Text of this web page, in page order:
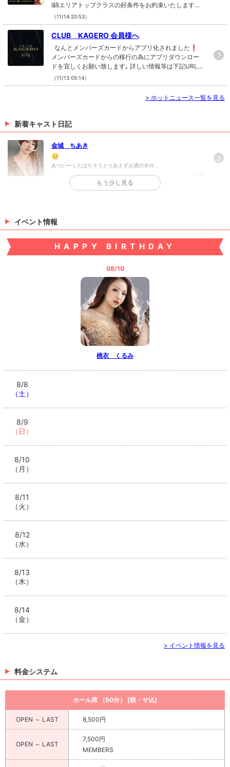
I錦エリアトップクラスの好条件をお約束いたします
❗️❗️当店のPRポイントとしまして日払い可能、個人ロ
ッカー完備、レンタルドレスあり、1日体験OK(派閥な
し)、毎月各種イベントあり、海外旅行、忘年会、親睦
会、当社独自のスライドシステム、コンシェルジュシ
ステムなどたくさんございます❗️❗️一日体験時の給与
は全額日払い制になっており体験時の時給はなんと⭐️1
0,000円⭐️ 只今CLUB KAGERO NISHIKIでは未経験の
方・経験者の方ともに積極的に採用中です❗️❗️まった
く夜職をしたことがない未経験の女の子、夜職にチャ
レンジしたい女の子わからないことだらけでもこの業
面やシフトなど働きやすい環境だと自信があります❗️
当店にしかないSSコンシェルジュシステムなどなど
❗️❗️（未経験だけど夜職に興味がある子）（お仕事し
やすいお店を探している子）(副業でお金を稼ぎたい子)
（夜の時間を有効活用したい子）（今まで以上の収入
ている子、悩んでいる子ぜひCLUB KAGERO NISHIKI
へ❗️❗️気になった方、質問等は★求人情報★上記求人
間受付対応しておりますので皆様のご連絡お待ちして
おります❗️❗️080-6730-1709(店長 和田 24hOK・S
（11/14 20:53）
CLUB KAGERO 会員様へ
メンバーズカードからの移行の為にアプリダウンロー
ドを宜しくお願い致します｡ 詳しい情報等は下記URL↓
↓↓↓↓↓↓↓↓↓↓↓↓↓↓↓↓↓↓↓↓↓https://mtm
embers.com/about.htmlをご覧ください❗️ 今までご利
用されていたメンバーズカードがご利用できなくなり
ました。メンバーズカードの代わりにアプリへのご加
Androidにも対応しております❗️アプリへのご加入はご
来店時に店舗スタッフから詳しくご説明させていただ
ってあるポイントを加入したアプリへ移行することも
可能でございます❗️アプリ加入時に、ご希望のポイン
トを移行する事も可能でございます❗️他加盟店のキャ
スト情報や店舗情報も更新しており随時ご覧にいただ
けます❗️アプリへのご加入いただければ料金割引や特
（11/13 05:14）
> ホットニュース一覧を見る
新着キャスト日記
金城 ちあき
😑
あついーくたばりそうとりあえずお酒の水分...
もう少し見る
イベント情報
HAPPY BIRTHDAY
08/10
桃衣 くるみ
8/8
（土）
8/9
（日）
8/10
（月）
8/11
（火）
8/12
（水）
8/13
（木）
8/14
（金）
> イベント情報を見る
料金システム
ホール席 （50分） [税・サ込]
OPEN ～ LAST 8,500円
OPEN ～ LAST
7,500円
MEMBERS